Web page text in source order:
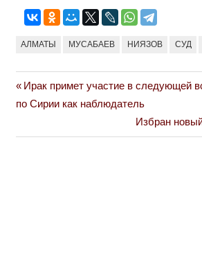
АЛМАТЫ МУСАБАЕВ НИЯЗОВ СУД
Навигация
Previous
Post:
Ирак примет участие в следующей
по Сирии как наблюдатель
Next
Post:
Избран